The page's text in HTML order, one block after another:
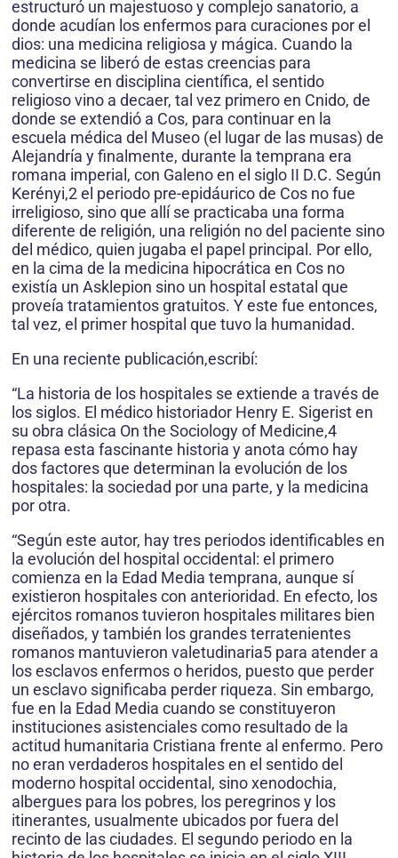
estructuró un majestuoso y complejo sanatorio, a
donde acudían los enfermos para curaciones por el
dios: una medicina religiosa y mágica. Cuando la
medicina se liberó de estas creencias para
convertirse en disciplina científica, el sentido
religioso vino a decaer, tal vez primero en Cnido, de
donde se extendió a Cos, para continuar en la
escuela médica del Museo (el lugar de las musas) de
Alejandría y finalmente, durante la temprana era
romana imperial, con Galeno en el siglo II D.C. Según
Kerényi,2 el periodo pre-epidáurico de Cos no fue
irreligioso, sino que allí se practicaba una forma
diferente de religión, una religión no del paciente sino
del médico, quien jugaba el papel principal. Por ello,
en la cima de la medicina hipocrática en Cos no
existía un Asklepion sino un hospital estatal que
proveía tratamientos gratuitos. Y este fue entonces,
tal vez, el primer hospital que tuvo la humanidad.
En una reciente publicación,escribí:
“La historia de los hospitales se extiende a través de
los siglos. El médico historiador Henry E. Sigerist en
su obra clásica On the Sociology of Medicine,4
repasa esta fascinante historia y anota cómo hay
dos factores que determinan la evolución de los
hospitales: la sociedad por una parte, y la medicina
por otra.
“Según este autor, hay tres periodos identificables en
la evolución del hospital occidental: el primero
comienza en la Edad Media temprana, aunque sí
existieron hospitales con anterioridad. En efecto, los
ejércitos romanos tuvieron hospitales militares bien
diseñados, y también los grandes terratenientes
romanos mantuvieron valetudinaria5 para atender a
los esclavos enfermos o heridos, puesto que perder
un esclavo significaba perder riqueza. Sin embargo,
fue en la Edad Media cuando se constituyeron
instituciones asistenciales como resultado de la
actitud humanitaria Cristiana frente al enfermo. Pero
no eran verdaderos hospitales en el sentido del
moderno hospital occidental, sino xenodochia,
albergues para los pobres, los peregrinos y los
itinerantes, usualmente ubicados por fuera del
recinto de las ciudades. El segundo periodo en la